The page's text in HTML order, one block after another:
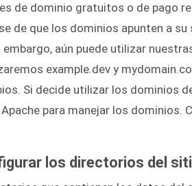
de dominio gratuitos o de pago
de que los dominios apunten a
embargo, aún puede utilizar
example.dev y
Si decide utilizar los dominios
para manejar los dominios.
los directorios del